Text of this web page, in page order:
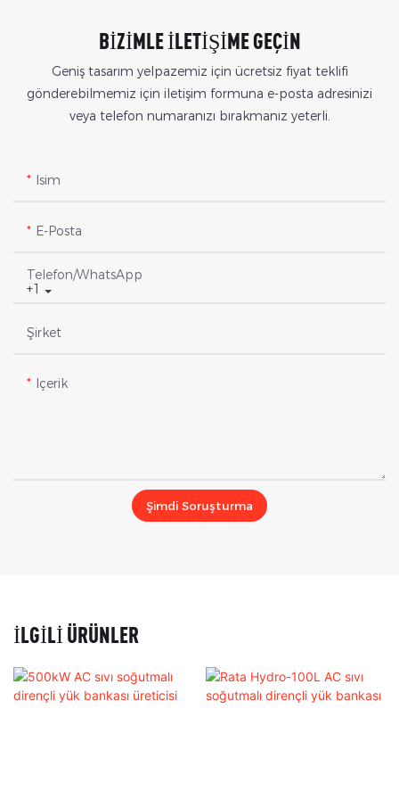
BIZIMLE ILETIŞIME GEÇIN
Geniş tasarım yelpazemiz için ücretsiz fiyat teklifi
gönderebilmemiz için iletişim formuna e-posta adresinizi
veya telefon numaranızı bırakmanız yeterli.
Isim
E-Posta
+1
Telefon/WhatsApp
Şirket
Içerik
Şimdi Soruşturma
İLGILI ÜRÜNLER